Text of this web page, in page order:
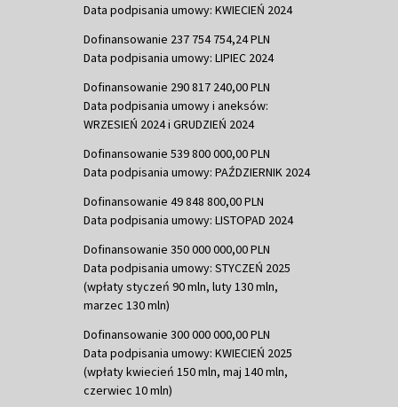
Data podpisania umowy: KWIECIEŃ 2024
Dofinansowanie 237 754 754,24 PLN
Data podpisania umowy: LIPIEC 2024
Dofinansowanie 290 817 240,00 PLN
Data podpisania umowy i aneksów:
WRZESIEŃ 2024 i GRUDZIEŃ 2024
Dofinansowanie 539 800 000,00 PLN
Data podpisania umowy: PAŹDZIERNIK 2024
Dofinansowanie 49 848 800,00 PLN
Data podpisania umowy: LISTOPAD 2024
Dofinansowanie 350 000 000,00 PLN
Data podpisania umowy: STYCZEŃ 2025
(wpłaty styczeń 90 mln, luty 130 mln,
marzec 130 mln)
Dofinansowanie 300 000 000,00 PLN
Data podpisania umowy: KWIECIEŃ 2025
(wpłaty kwiecień 150 mln, maj 140 mln,
czerwiec 10 mln)